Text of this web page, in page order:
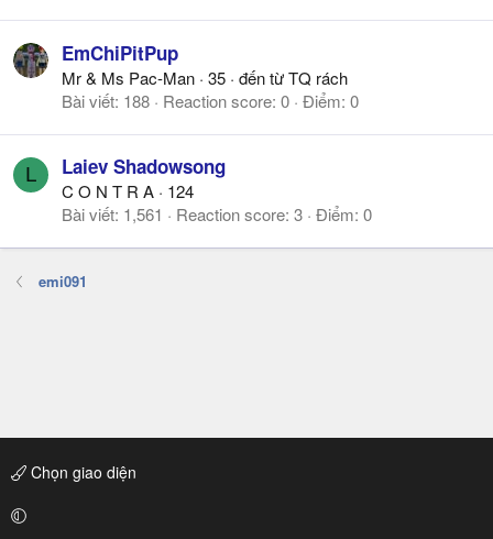
EmChiPitPup
Mr & Ms Pac-Man · 35 · đến từTQ rách
Bài viết 188 Reaction score 0 Điểm 0
L Laiev Shadowsong
C O N T R A · 124
Bài viết 1,561 Reaction score 3 Điểm 0
emi091
Chọn giao diện